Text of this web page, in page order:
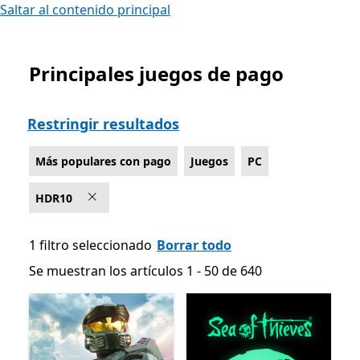
Saltar al contenido principal
Lista Microsoft.com
Principales juegos de pago
Restringir resultados
Más populares con pago Juegos PC
HDR10
1 filtro seleccionado Borrar todo
Se muestran los artículos 1 - 50 de 640
Se muestran los artículos 1 - 50 de 640